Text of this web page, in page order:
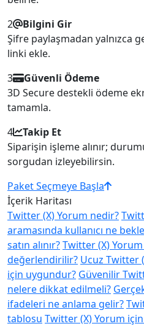
2
Bilgini Gir
Şifre paylaşmadan yalnızca
linki ekle.
3
Güvenli Ödeme
3D Secure destekli ödeme
tamamla.
4
Takip Et
Siparişin işleme alınır;
sorgudan izleyebilirsin.
Paket Seçmeye Başla
İçerik Haritası
Twitter (X) Yorum nedir?
aramasında kullanıcı ne
satın alınır?Twitter (X) Yorum
değerlendirilir? Ucuz Twitter
için uygundur? Güvenilir
nelere dikkat edilmeli?
ifadeleri ne anlama gelir?
tablosu Twitter (X) Yorum